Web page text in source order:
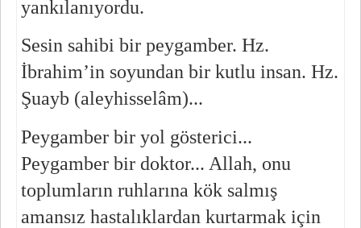
yankılanıyordu.
Sesin sahibi bir peygamber. Hz.
İbrahim’in soyundan bir kutlu insan. Hz.
Şuayb (aleyhisselâm)...
Peygamber bir yol gösterici...
Peygamber bir doktor... Allah, onu
toplumların ruhlarına kök salmış
amansız hastalıklardan kurtarmak için